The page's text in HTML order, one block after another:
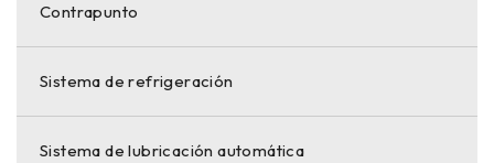
Contrapunto
Sistema de refrigeración
Sistema de lubricación automática